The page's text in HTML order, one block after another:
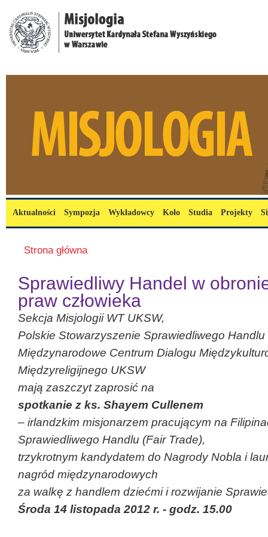
Menu główne
Aktualności Sympozja Wykładowcy Koło Studia Projekty
Jesteś tutaj
Strona główna
Sprawiedliwy Handel w
praw człowieka
Sekcja Misjologii WT UKSW,
Polskie Stowarzyszenie Sprawiedliwego Handlu
Międzynarodowe Centrum Dialogu
Międzyreligijnego UKSW
mają zaszczyt zaprosić na
spotkanie z ks. Shayem Cullenem
– irlandzkim misjonarzem pracującym na
Sprawiedliwego Handlu (Fair Trade),
trzykrotnym kandydatem do Nagrody Nobla i
nagród międzynarodowych
za walkę z handlem dziećmi i rozwijanie
Środa 14 listopada 2012 r. - godz. 15.00